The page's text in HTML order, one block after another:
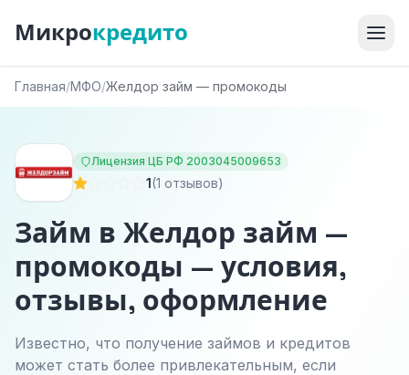
Микрокредито
Главная/МФО/Желдор займ — промокоды
Лицензия ЦБ РФ 2003045009653
1(1 отзывов)
Займ в Желдор займ —
промокоды — условия,
отзывы, оформление
Известно, что получение займов и кредитов
может стать более привлекательным, если